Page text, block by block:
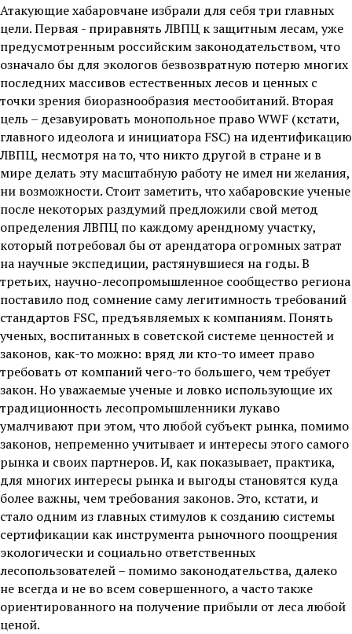
Атакующие хабаровчане избрали для себя три главных
цели. Первая - приравнять ЛВПЦ к защитным лесам, уже
предусмотренным российским законодательством, что
означало бы для экологов безвозвратную потерю многих
последних массивов естественных лесов и ценных с
точки зрения биоразнообразия местообитаний. Вторая
цель – дезавуировать монопольное право WWF (кстати,
главного идеолога и инициатора FSC) на идентификацию
ЛВПЦ, несмотря на то, что никто другой в стране и в
мире делать эту масштабную работу не имел ни желания,
ни возможности. Стоит заметить, что хабаровские ученые
после некоторых раздумий предложили свой метод
определения ЛВПЦ по каждому арендному участку,
который потребовал бы от арендатора огромных затрат
на научные экспедиции, растянувшиеся на годы. В
третьих, научно-лесопромышленное сообщество региона
поставило под сомнение саму легитимность требований
стандартов FSC, предъявляемых к компаниям. Понять
ученых, воспитанных в советской системе ценностей и
законов, как-то можно: вряд ли кто-то имеет право
требовать от компаний чего-то большего, чем требует
закон. Но уважаемые ученые и ловко использующие их
традиционность лесопромышленники лукаво
умалчивают при этом, что любой субъект рынка, помимо
законов, непременно учитывает и интересы этого самого
рынка и своих партнеров. И, как показывает, практика,
для многих интересы рынка и выгоды становятся куда
более важны, чем требования законов. Это, кстати, и
стало одним из главных стимулов к созданию системы
сертификации как инструмента рыночного поощрения
экологически и социально ответственных
лесопользователей – помимо законодательства, далеко
не всегда и не во всем совершенного, а часто также
ориентированного на получение прибыли от леса любой
ценой.